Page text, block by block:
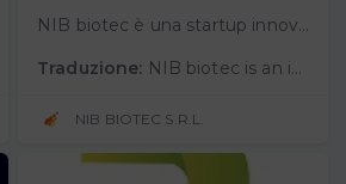
NIB biotec è una startup innovativa che nasce per sviluppare test diagnostici in vitro che portino migliori benefici alla salute delle persone rispetto ai rischi e ai costi, sia economici sia sociali. Attualmente la società è impe…
Traduzione: NIB biotec is an innovative startup created to develop in vitro diagnostic tests that bring better benefits to the health of people compared to the risks and costs, both economic and social. Currently, the company is engaged in the v…
NIB BIOTEC S.R.L.